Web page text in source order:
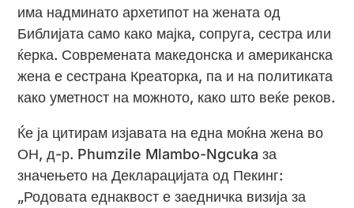
има надминато архетипот на жената од
Библијата само како мајка, сопруга, сестра или
ќерка. Современата македонска и американска
жена е сестрана Креаторка, па и на политиката
како уметност на можното, како што веќе реков.
Ќе ја цитирам изјавата на една моќна жена во
ОН, д-р. Phumzile Mlambo-Ngcuka за
значењето на Декларацијата од Пекинг:
„Родовата еднаквост е заедничка визија за